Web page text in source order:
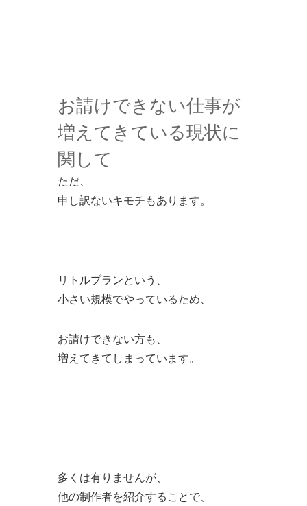
お請けできない仕事が
増えてきている現状に
関して
ただ、
申し訳ないキモチもあります。
リトルプランという、
小さい規模でやっているため、
お請けできない方も、
増えてきてしまっています。
多くは有りませんが、
他の制作者を紹介することで、